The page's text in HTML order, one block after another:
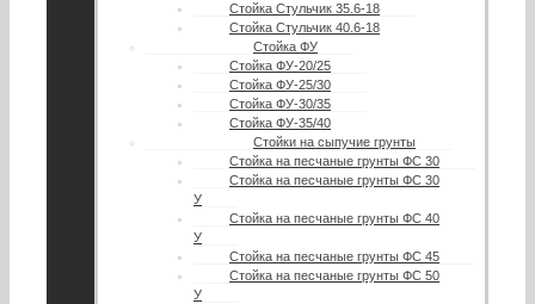
Стойка Стульчик 35.6-18
Стойка Стульчик 40.6-18
Стойка ФУ
Стойка ФУ-20/25
Стойка ФУ-25/30
Стойка ФУ-30/35
Стойка ФУ-35/40
Стойки на сыпучие грунты
Стойка на песчаные грунты ФС 30
Стойка на песчаные грунты ФС 30
У
Стойка на песчаные грунты ФС 40
У
Стойка на песчаные грунты ФС 45
Стойка на песчаные грунты ФС 50
У